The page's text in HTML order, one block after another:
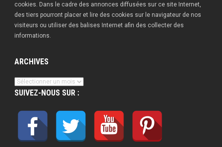
cookies. Dans le cadre des annonces diffusées sur ce site Internet,
des tiers pourront placer et lire des cookies sur le navigateur de nos
visiteurs ou utiliser des balises Internet afin des collecter des
informations.
ARCHIVES
Archives
SUIVEZ-NOUS SUR :